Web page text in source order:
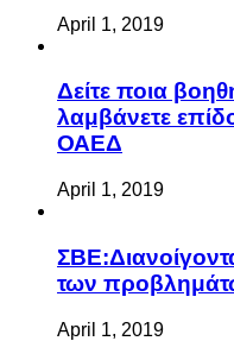
April 1, 2019
Δείτε ποια
λαμβάνετε
ΟΑΕΔ
April 1, 2019
των
April 1, 2019